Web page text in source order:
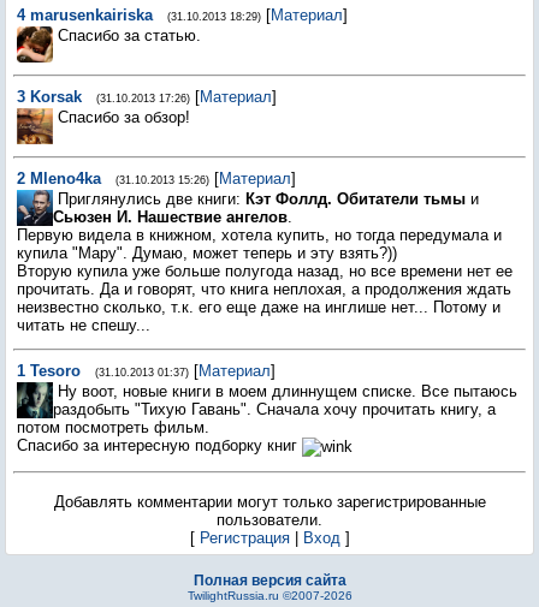
4 marusenkairiska (31.10.2013 18:29) [Материал]
Спасибо за статью.
3 Korsak (31.10.2013 17:26) [Материал]
Спасибо за обзор!
2 Mleno4ka (31.10.2013 15:26) [Материал]
Приглянулись две книги: Кэт Фоллд. Обитатели тьмы и
Сьюзен И. Нашествие ангелов.
Первую видела в книжном, хотела купить, но тогда передумала и
купила "Мару". Думаю, может теперь и эту взять?))
Вторую купила уже больше полугода назад, но все времени нет ее
прочитать. Да и говорят, что книга неплохая, а продолжения ждать
неизвестно сколько, т.к. его еще даже на инглише нет... Потому и
читать не спешу...
1 Tesoro (31.10.2013 01:37) [Материал]
Ну воот, новые книги в моем длиннущем списке. Все пытаюсь
раздобыть "Тихую Гавань". Сначала хочу прочитать книгу, а
потом посмотреть фильм.
Спасибо за интересную подборку книг
Добавлять комментарии могут только зарегистрированные
пользователи.
[ Регистрация| Вход]
Полная версия сайта
TwilightRussia.ru ©2007-2026